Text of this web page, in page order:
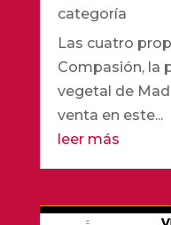
categoría
Las cuatro
Compasión, la
vegetal de
venta en este...
leer más